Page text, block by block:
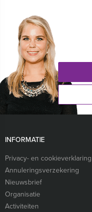
INFORMATIE
Privacy- en cookieverklaring
Annuleringsverzekering
Nieuwsbrief
Organisatie
Activiteiten